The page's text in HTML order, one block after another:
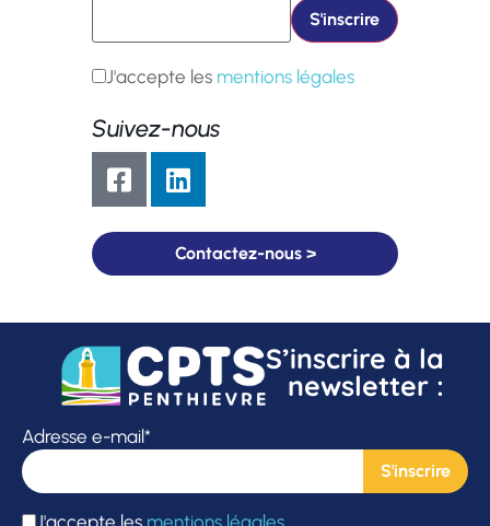
J'accepte les mentions légales
Suivez-nous
Contactez-nous >
S’inscrire à la
newsletter :
Adresse e-mail*
J'accepte les mentions légales